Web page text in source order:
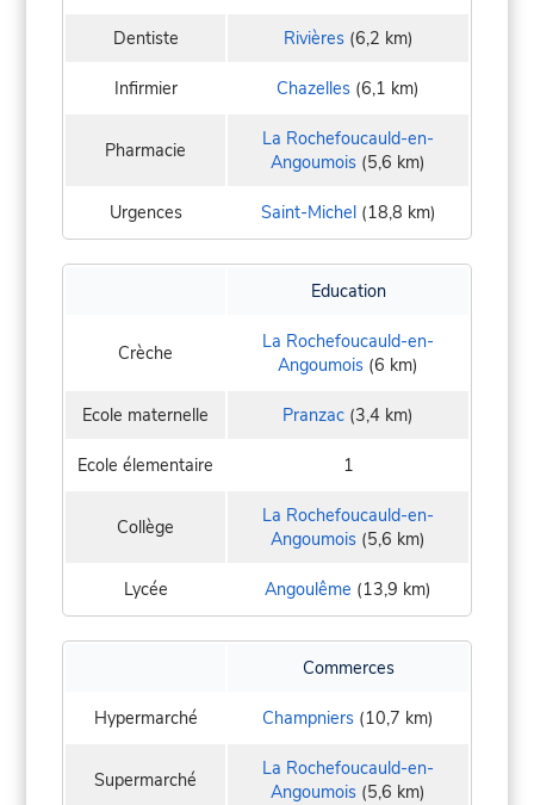
Dentiste Rivières(6,2 km)
Infirmier Chazelles (6,1 km)
Pharmacie
La Rochefoucauld-en-
Angoumois (5,6 km)
Urgences Saint-Michel(18,8 km)
Education
Crèche
La Rochefoucauld-en-
Angoumois (6 km)
Ecole maternelle Pranzac (3,4 km)
Ecole élementaire 1
Collège
La Rochefoucauld-en-
Angoumois (5,6 km)
Lycée Angoulême (13,9 km)
Commerces
Hypermarché Champniers (10,7 km)
Supermarché
La Rochefoucauld-en-
Angoumois (5,6 km)